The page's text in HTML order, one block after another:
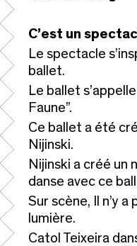
C’est un
Le spectacle
ballet.
Le ballet s’appelle
Faune”.
Ce ballet a été
Nijinski.
Nijinski a créé un
danse avec ce
Sur scène, Il n’y a
lumière.
Catol Teixeira